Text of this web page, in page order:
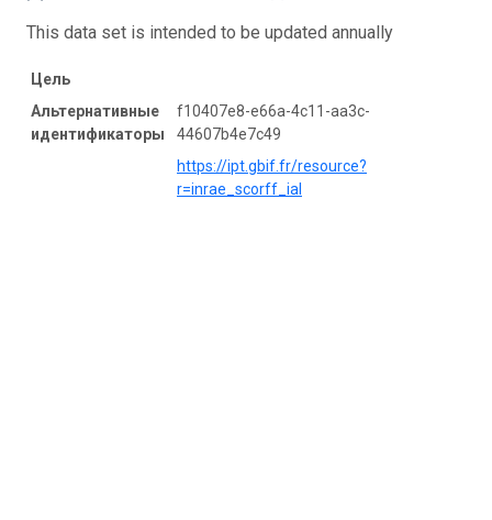
This data set is intended to be updated annually
Цель
Альтернативные
идентификаторы
f10407e8-e66a-4c11-aa3c-
44607b4e7c49
https://ipt.gbif.fr/resource?
r=inrae_scorff_ial